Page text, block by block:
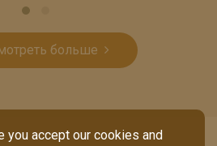
больше
you accept our cookies and